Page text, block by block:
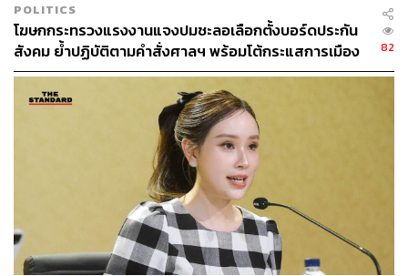
POLITICS
โฆษกกระทรวงแรงงานแจงปมชะลอเลือกตั้งบอร์ดประกัน
สังคม ย้ำปฏิบัติตามคำสั่งศาลฯ พร้อมโต้กระแสการเมือง
ครอบงำ
82